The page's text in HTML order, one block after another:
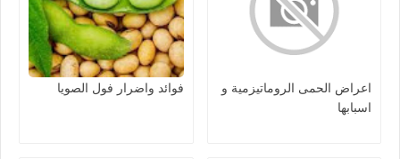
اعراض الحمى الروماتيزمية و
اسبابها
فوائد واضرار فول الصويا